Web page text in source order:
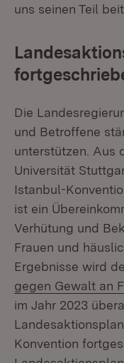
uns seinen Teil
Die
und Betroffene
unterstützen. Aus
Universität
Istanbul-
ist ein
Verhütung und
Frauen und
Ergebnisse wird
gegen Gewalt an
im Jahr 2023
Konvention